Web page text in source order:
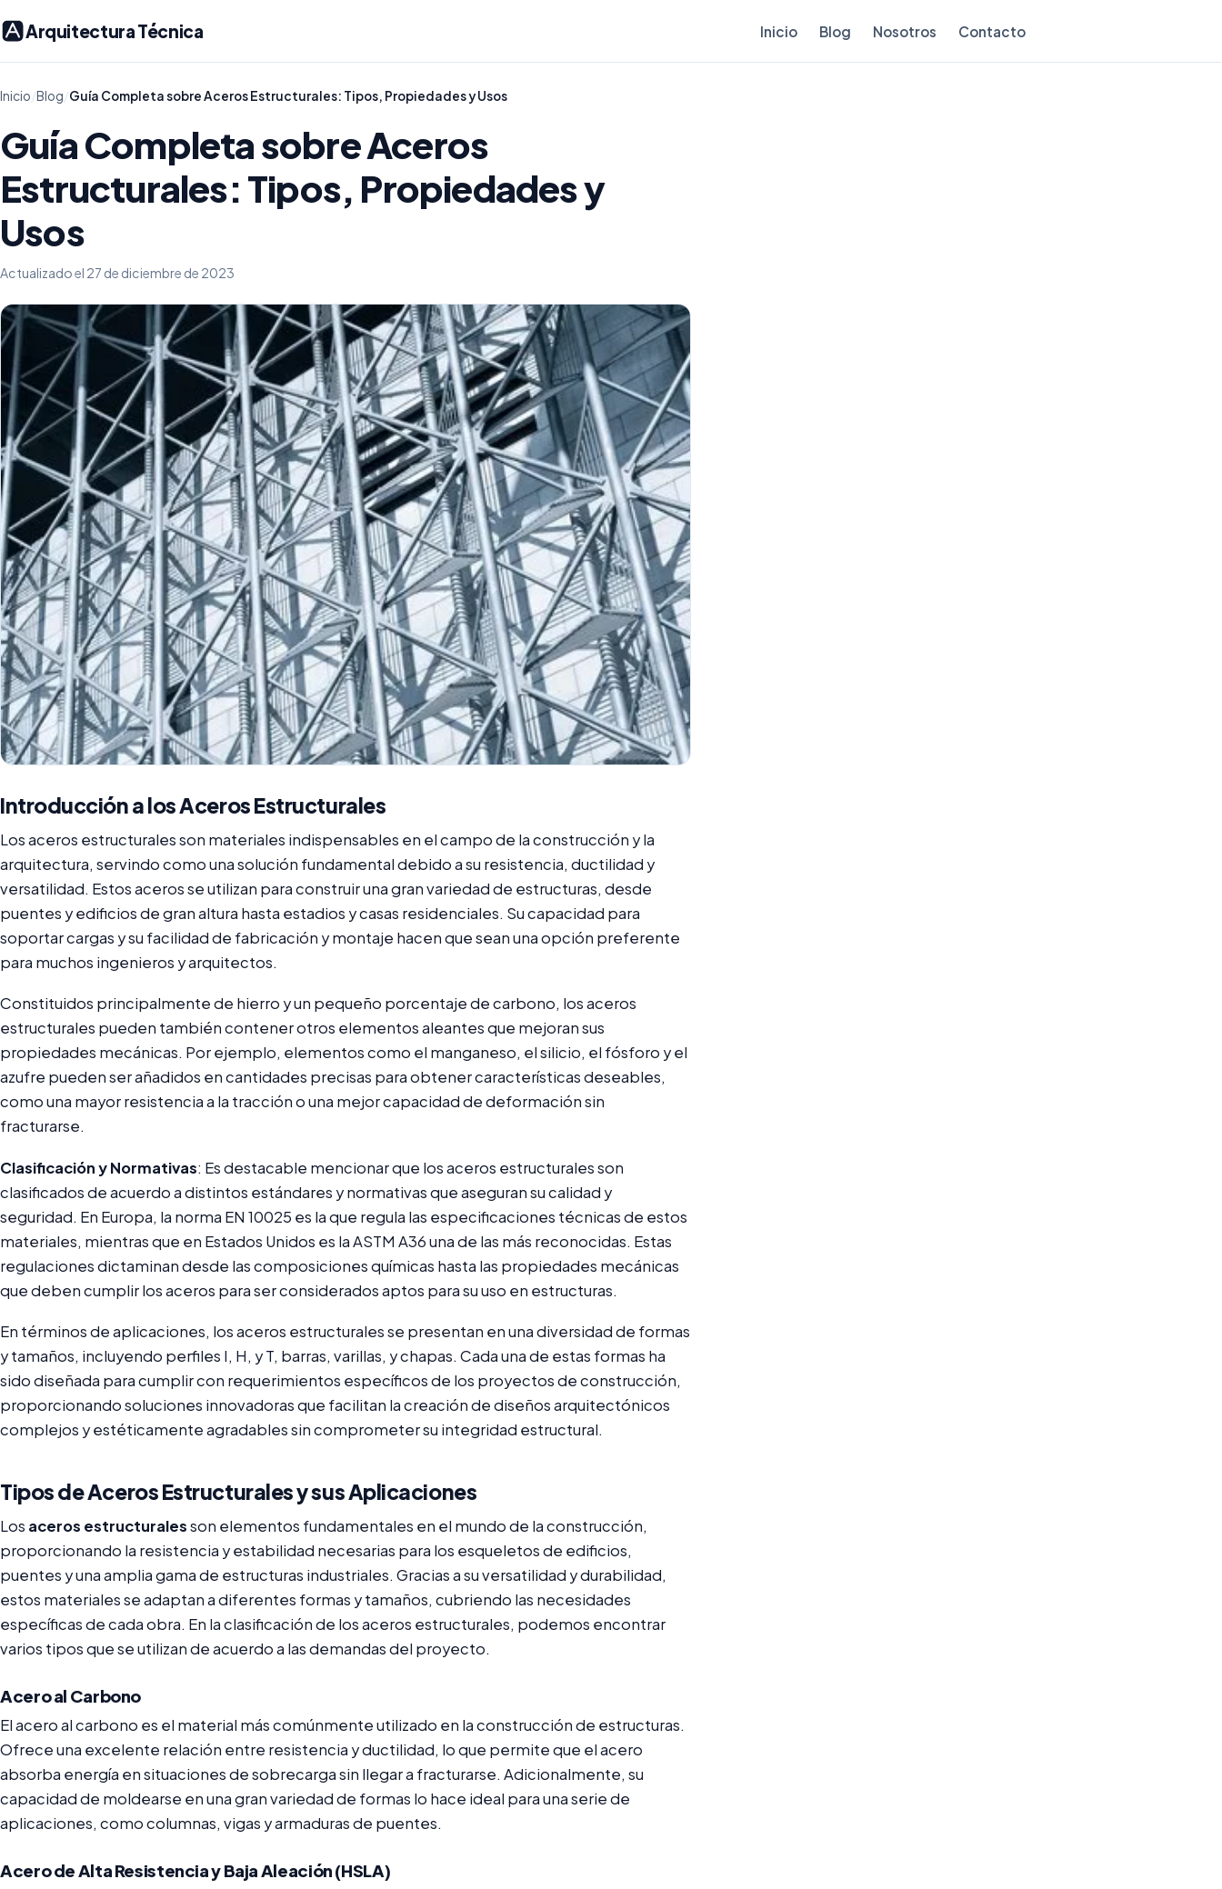
Arquitectura Técnica Inicio Blog Nosotros Contacto
Inicio/Blog/Guía Completa sobre Aceros Estructurales: Tipos, Propiedades y Usos
Guía Completa sobre Aceros
Estructurales: Tipos, Propiedades y
Usos
Actualizado el 27 de diciembre de 2023
Introducción a los Aceros Estructurales
Los aceros estructurales son materiales indispensables en el campo de la construcción y la
arquitectura, servindo como una solución fundamental debido a su resistencia, ductilidad y
versatilidad. Estos aceros se utilizan para construir una gran variedad de estructuras, desde
puentes y edificios de gran altura hasta estadios y casas residenciales. Su capacidad para
soportar cargas y su facilidad de fabricación y montaje hacen que sean una opción preferente
para muchos ingenieros y arquitectos.
Constituidos principalmente de hierro y un pequeño porcentaje de carbono, los aceros
estructurales pueden también contener otros elementos aleantes que mejoran sus
propiedades mecánicas. Por ejemplo, elementos como el manganeso, el silicio, el fósforo y el
azufre pueden ser añadidos en cantidades precisas para obtener características deseables,
como una mayor resistencia a la tracción o una mejor capacidad de deformación sin
fracturarse.
Clasificación y Normativas: Es destacable mencionar que los aceros estructurales son
clasificados de acuerdo a distintos estándares y normativas que aseguran su calidad y
seguridad. En Europa, la norma EN 10025 es la que regula las especificaciones técnicas de estos
materiales, mientras que en Estados Unidos es la ASTM A36 una de las más reconocidas. Estas
regulaciones dictaminan desde las composiciones químicas hasta las propiedades mecánicas
que deben cumplir los aceros para ser considerados aptos para su uso en estructuras.
En términos de aplicaciones, los aceros estructurales se presentan en una diversidad de formas
y tamaños, incluyendo perfiles I, H, y T, barras, varillas, y chapas. Cada una de estas formas ha
sido diseñada para cumplir con requerimientos específicos de los proyectos de construcción,
proporcionando soluciones innovadoras que facilitan la creación de diseños arquitectónicos
complejos y estéticamente agradables sin comprometer su integridad estructural.
Tipos de Aceros Estructurales y sus Aplicaciones
Los aceros estructuralesson elementos fundamentales en el mundo de la construcción,
proporcionando la resistencia y estabilidad necesarias para los esqueletos de edificios,
puentes y una amplia gama de estructuras industriales. Gracias a su versatilidad y durabilidad,
estos materiales se adaptan a diferentes formas y tamaños, cubriendo las necesidades
específicas de cada obra. En la clasificación de los aceros estructurales, podemos encontrar
varios tipos que se utilizan de acuerdo a las demandas del proyecto.
Acero al Carbono
El acero al carbono es el material más comúnmente utilizado en la construcción de estructuras.
Ofrece una excelente relación entre resistencia y ductilidad, lo que permite que el acero
absorba energía en situaciones de sobrecarga sin llegar a fracturarse. Adicionalmente, su
capacidad de moldearse en una gran variedad de formas lo hace ideal para una serie de
aplicaciones, como columnas, vigas y armaduras de puentes.
Acero de Alta Resistencia y Baja Aleación (HSLA)